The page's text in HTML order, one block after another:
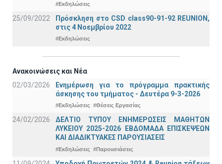
#Εκδηλώσεις
25/09/2022
Πρόσκληση στο CSD class90-91-92 REUNION,
στις 4 Νοεμβρίου 2022
#Εκδηλώσεις
Ανακοινώσεις και Νέα
02/03/2026
Ενημέρωση για το πρόγραμμα πρακτικής
άσκησης του τμήματος - Δευτέρα 9-3-2026
#Εκδηλώσεις #Θέσεις Εργασίας
24/02/2026
ΔΕΛΤΙΟ ΤΥΠΟΥ ΕΝΗΜΕΡΩΣΕΙΣ ΜΑΘΗΤΩΝ
ΛΥΚΕΙΟΥ 2025-2026 ΕΒΔΟΜΑΔΑ ΕΠΙΣΚΕΨΕΩΝ
ΚΑΙ ΔΙΑΔΙΚΤΥΑΚΕΣ ΠΑΡΟΥΣΙΑΣΕΙΣ
#Εκδηλώσεις #Παρουσιάσεις